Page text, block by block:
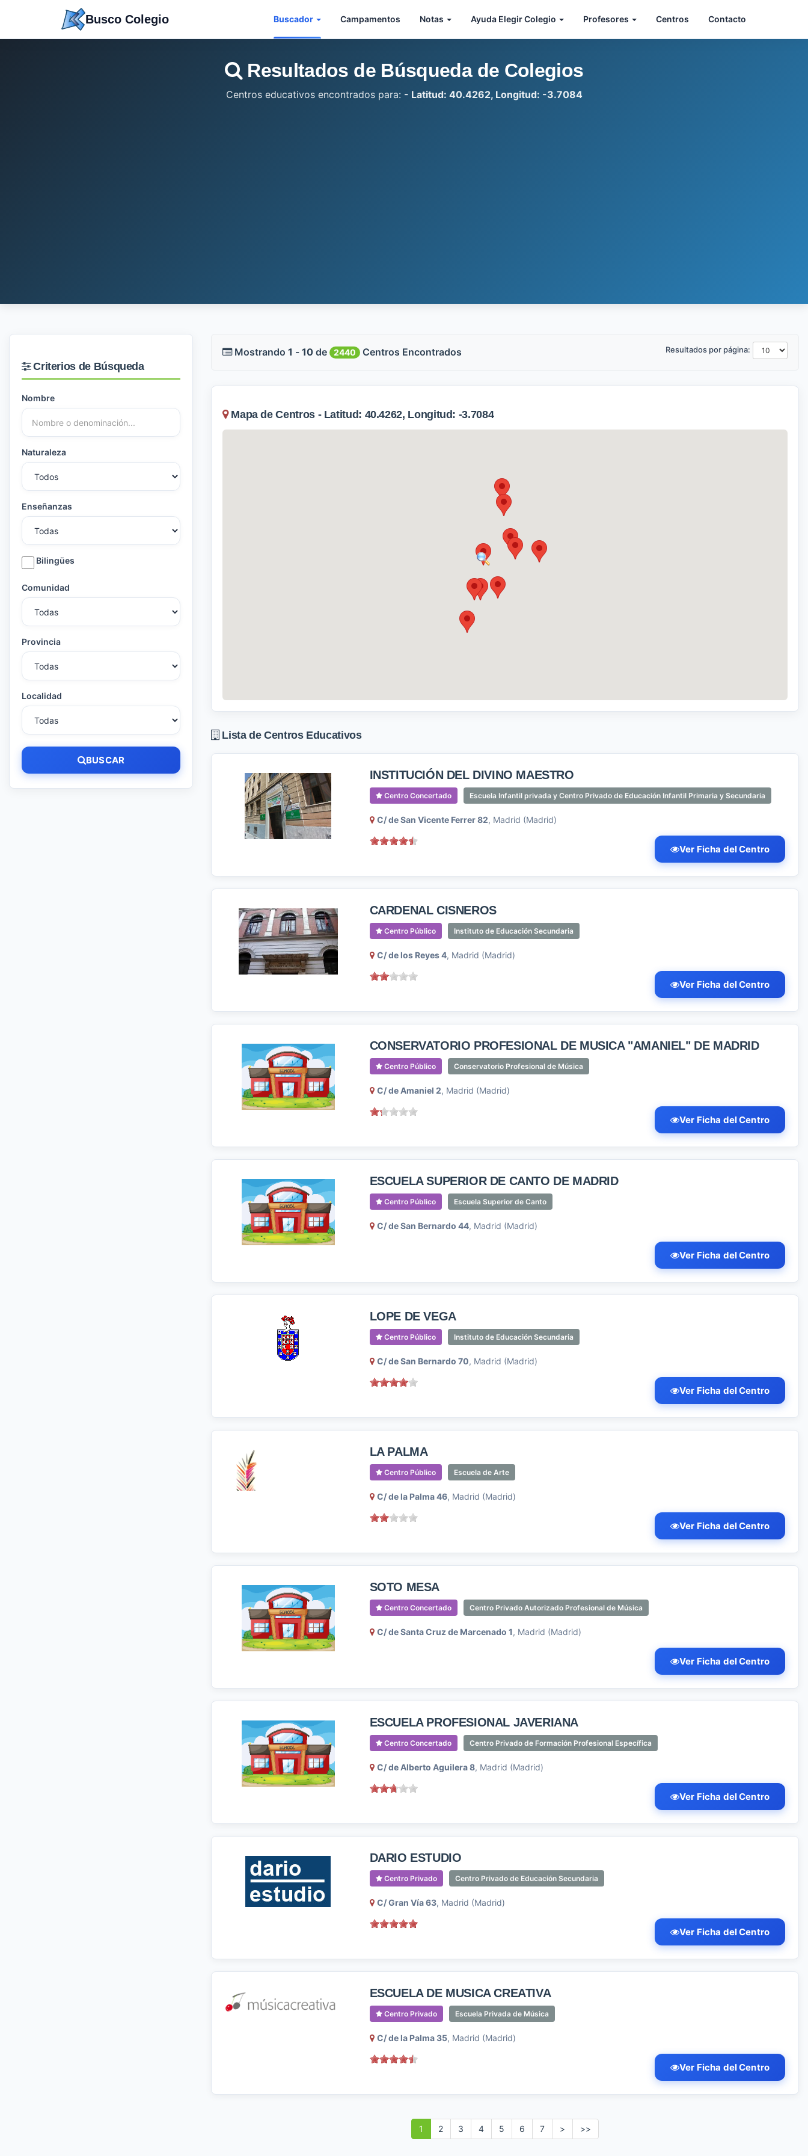
Busco Colegio Buscador Campamentos Notas Ayuda Elegir Colegio Profesores Centros Contacto
Resultados de Búsqueda de Colegios
Centros educativos encontrados para: - Latitud: 40.4262, Longitud: -3.7084
Criterios de Búsqueda
Nombre
Naturaleza
Enseñanzas
Bilingües
Comunidad
Provincia
Localidad
BUSCAR
Mostrando 1 - 10 de 2440 Centros Encontrados Resultados por página:
Mapa de Centros - Latitud: 40.4262, Longitud: -3.7084
Lista de Centros Educativos
INSTITUCIÓN DEL DIVINO MAESTRO
Centro Concertado Escuela Infantil privada y Centro Privado de Educación Infantil Primaria y Secundaria
C/ de San Vicente Ferrer 82, Madrid (Madrid)
Ver Ficha del Centro
CARDENAL CISNEROS
Centro Público Instituto de Educación Secundaria
C/ de los Reyes 4, Madrid (Madrid)
Ver Ficha del Centro
CONSERVATORIO PROFESIONAL DE MUSICA "AMANIEL" DE MADRID
Centro Público Conservatorio Profesional de Música
C/ de Amaniel 2, Madrid (Madrid)
Ver Ficha del Centro
ESCUELA SUPERIOR DE CANTO DE MADRID
Centro Público Escuela Superior de Canto
C/ de San Bernardo 44, Madrid (Madrid)
Ver Ficha del Centro
LOPE DE VEGA
Centro Público Instituto de Educación Secundaria
C/ de San Bernardo 70, Madrid (Madrid)
Ver Ficha del Centro
LA PALMA
Centro Público Escuela de Arte
C/ de la Palma 46, Madrid (Madrid)
Ver Ficha del Centro
SOTO MESA
Centro Concertado Centro Privado Autorizado Profesional de Música
C/ de Santa Cruz de Marcenado 1, Madrid (Madrid)
Ver Ficha del Centro
ESCUELA PROFESIONAL JAVERIANA
Centro Concertado Centro Privado de Formación Profesional Específica
C/ de Alberto Aguilera 8, Madrid (Madrid)
Ver Ficha del Centro
DARIO ESTUDIO
Centro Privado Centro Privado de Educación Secundaria
C/ Gran Vía 63, Madrid (Madrid)
Ver Ficha del Centro
ESCUELA DE MUSICA CREATIVA
Centro Privado Escuela Privada de Música
C/ de la Palma 35, Madrid (Madrid)
Ver Ficha del Centro
1 2 3 4 5 6 7 > >>